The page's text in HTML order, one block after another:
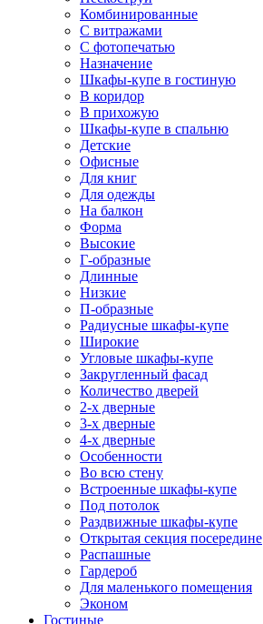
Комбинированные
С витражами
С фотопечатью
Назначение
Шкафы-купе в гостиную
В коридор
В прихожую
Шкафы-купе в спальню
Детские
Офисные
Для книг
Для одежды
На балкон
Форма
Высокие
Г-образные
Длинные
Низкие
П-образные
Радиусные шкафы-купе
Широкие
Угловые шкафы-купе
Закругленный фасад
Количество дверей
2-х дверные
3-х дверные
4-х дверные
Особенности
Во всю стену
Встроенные шкафы-купе
Под потолок
Раздвижные шкафы-купе
Открытая секция посередине
Распашные
Гардероб
Для маленького помещения
Эконом
Гостиные